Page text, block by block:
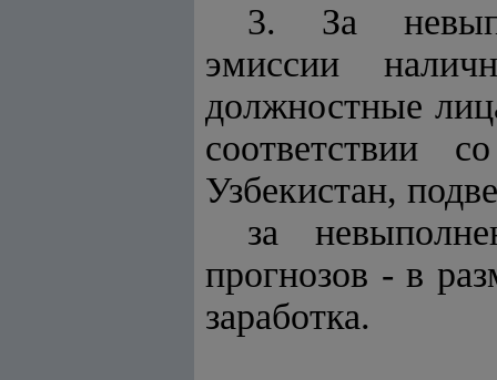
3. За
эмиссии
должностные
соответствии
Узбекистан,
за
прогнозов - в
заработка.